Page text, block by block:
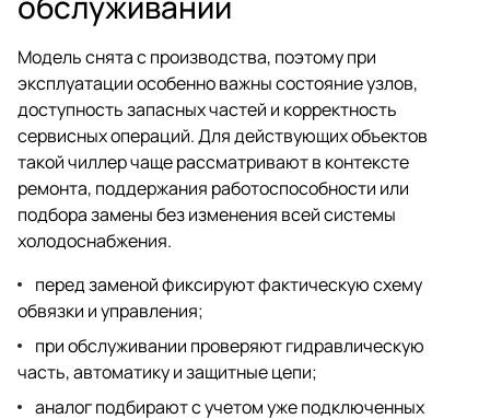
Модель снята с производства, поэтому при
эксплуатации особенно важны состояние узлов,
доступность запасных частей и корректность
сервисных операций. Для действующих объектов
такой чиллер чаще рассматривают в контексте
ремонта, поддержания работоспособности или
подбора замены без изменения всей системы
холодоснабжения.
перед заменой фиксируют фактическую схему
обвязки и управления;
при обслуживании проверяют гидравлическую
часть, автоматику и защитные цепи;
аналог подбирают с учетом уже подключенных